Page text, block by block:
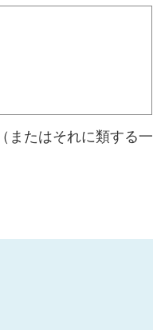
またはそれに類する一